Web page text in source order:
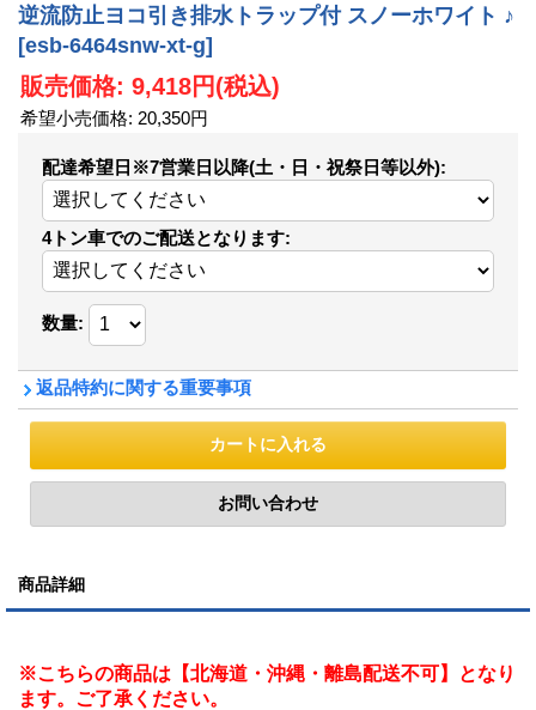
逆流防止ヨコ引き排水トラップ付 スノーホワイト ♪
[esb-6464snw-xt-g]
販売価格: 9,418円(税込)
希望小売価格: 20,350円
配達希望日※7営業日以降(土・日・祝祭日等以外):
4トン車でのご配送となります:
数量:
返品特約に関する重要事項
商品詳細
※こちらの商品は【北海道・沖縄・離島配送不可】となり
ます。ご了承ください。